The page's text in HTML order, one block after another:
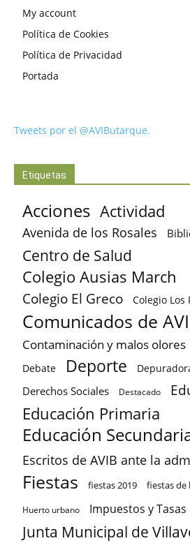
My account
Política de Cookies
Política de Privacidad
Portada
Tweets por el @AVIButarque.
Etiquetas
Acciones Actividad
Avenida de los Rosales
Centro de Salud
Colegio Ausias March
Colegio El Greco Colegio Los
Comunicados de
Contaminación y malos olores
Debate Deporte
Derechos Sociales Destacado
Educación Primaria
Educación
Escritos de AVIB ante la
Fiestas fiestas 2019 fiestas
Huerto urbano Impuestos y Tasas
Junta Municipal de